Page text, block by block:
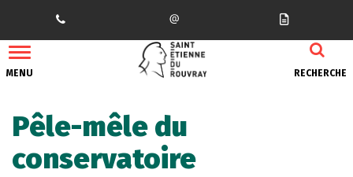
MENU RECHERCHE
Pêle-mêle du
conservatoire